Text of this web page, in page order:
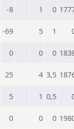
-8 1 0
-69 5 1
0 0 0
25 4 3,5
5 1 0,5
0 0 0